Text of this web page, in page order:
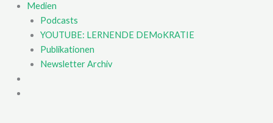
Medien
Podcasts
YOUTUBE: LERNENDE DEMoKRATIE
Publikationen
Newsletter Archiv